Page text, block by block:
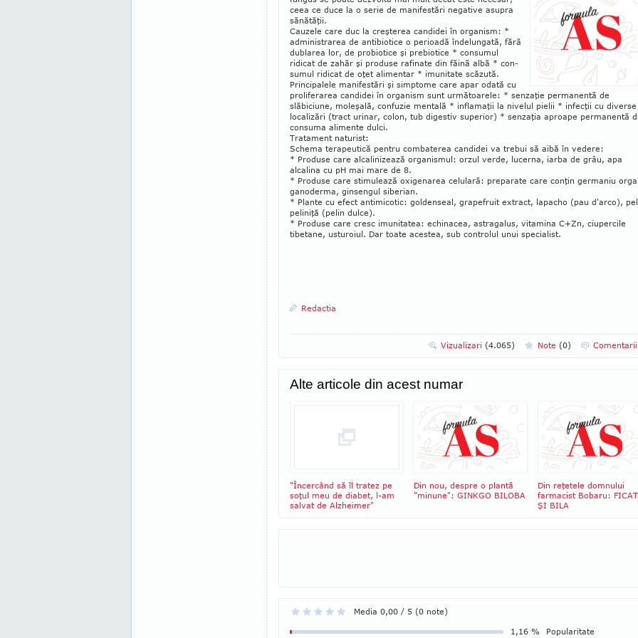
ceea ce duce la o serie de manifestări negative asupra
sănătăţii.
Cauzele care duc la creşterea can­didei în orga­nism: *
administrarea de antibiotice o perioadă în­delungată, fără
dublarea lor, de probiotice şi pre­bio­tice * consumul
ridicat de zahăr şi produse rafinate din făină albă * con­
sumul ridicat de oţet alimentar * imu­nitate scăzută.
Principalele manifestări şi simptome care apar odată cu
proliferarea candidei în organism sunt urmă­toarele: * senzaţie permanentă de
slăbiciune, moleşală, confuzie mentală * inflamaţii la nivelul pielii * infecţii cu diverse
localizări (tract urinar, co­lon, tub digestiv superior) * senzaţia aproape per­manentă
consuma alimente dulci.
Tratament naturist:
Schema terapeutică pentru combaterea candidei va trebui să aibă în vedere:
* Produse care alcalinizează organismul: orzul verde, lucerna, iarba de grâu, apa
alcalina cu pH mai mare de 8.
* Produse care stimulează oxigenarea celula­ră: preparate care conţin germaniu
gano­derma, ginsengul siberian.
* Plante cu efect antimicotic: goldenseal, grape­fruit extract, lapacho (pau d'arco),
peliniţă (pelin dulce).
* Produse care cresc imunitatea: echinacea, astragalus, vitamina C+Zn, ciupercile
tibetane, usturoiul. Dar toate acestea, sub controlul unui specialist.
Redactia
Vizualizari (4.065) Note (0) Comentarii
Alte articole din acest numar
"Încercând să îl tratez pe
soţul meu de diabet, l-am
salvat de Alzheimer"
Din nou, despre o plantă
"minune": GINKGO BILOBA
Din reţetele domnului
farmacist Bobaru:
ŞI BILA
Media 0,00 / 5 (0 note)
Popularitate
1,16 %